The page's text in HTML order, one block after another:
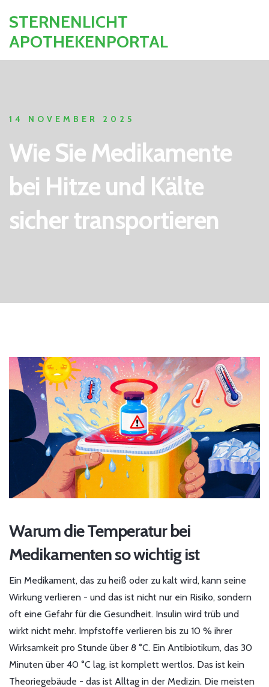
STERNENLICHT
APOTHEKENPORTAL
14 NOVEMBER 2025
Wie Sie Medikamente
bei Hitze und Kälte
sicher transportieren
Warum die Temperatur bei
Medikamenten so wichtig ist
Ein Medikament, das zu heiß oder zu kalt wird, kann seine
Wirkung verlieren - und das ist nicht nur ein Risiko, sondern
oft eine Gefahr für die Gesundheit. Insulin wird trüb und
wirkt nicht mehr. Impfstoffe verlieren bis zu 10 % ihrer
Wirksamkeit pro Stunde über 8 °C. Ein Antibiotikum, das 30
Minuten über 40 °C lag, ist komplett wertlos. Das ist kein
Theoriegebäude - das ist Alltag in der Medizin. Die meisten